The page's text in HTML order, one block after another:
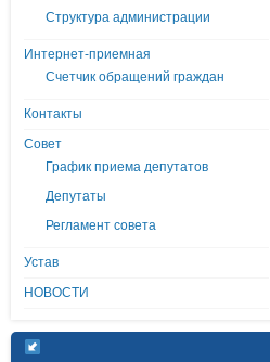
Структура администрации
Интернет-приемная
Счетчик обращений граждан
Контакты
Совет
График приема депутатов
Депутаты
Регламент совета
Устав
НОВОСТИ